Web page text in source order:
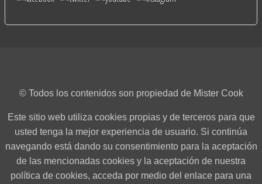
© Todos los contenidos son propiedad de Mister Cook
Este sitio web utiliza cookies propias y de terceros para que
usted tenga la mejor experiencia de usuario. Si continúa
navegando está dando su consentimiento para la aceptación
de las mencionadas cookies y la aceptación de nuestra
política de cookies, acceda por medio del enlace para una